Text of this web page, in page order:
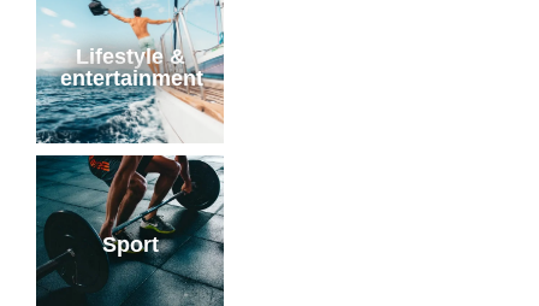
Lifestyle &
entertainment
Sport